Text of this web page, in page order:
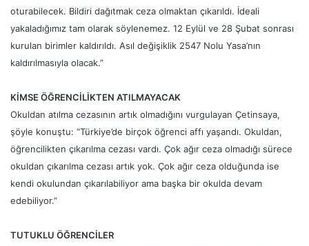
oturabilecek. Bildiri dağıtmak ceza olmaktan çıkarıldı. İdeali
yakaladığımız tam olarak söylenemez. 12 Eylül ve 28 Şubat sonrası
kurulan birimler kaldırıldı. Asıl değişiklik 2547 Nolu Yasa’nın
kaldırılmasıyla olacak.”
KİMSE ÖĞRENCİLİKTEN ATILMAYACAK
Okuldan atılma cezasının artık olmadığını vurgulayan Çetinsaya,
şöyle konuştu: “Türkiye’de birçok öğrenci affı yaşandı. Okuldan,
öğrencilikten çıkarılma cezası vardı. Çok ağır ceza olmadığı sürece
okuldan çıkarılma cezası artık yok. Çok ağır ceza olduğunda ise
kendi okulundan çıkarılabiliyor ama başka bir okulda devam
edebiliyor.”
TUTUKLU ÖĞRENCİLER